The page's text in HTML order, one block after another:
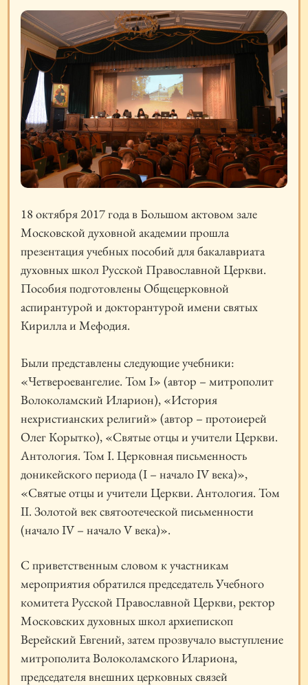
18 октября 2017 года в Большом актовом зале
Московской духовной академии прошла
презентация учебных пособий для бакалавриата
духовных школ Русской Православной Церкви.
Пособия подготовлены Общецерковной
аспирантурой и докторантурой имени святых
Кирилла и Мефодия.
Были представлены следующие учебники:
«Четвероевангелие. Том I» (автор – митрополит
Волоколамский Иларион), «История
нехристианских религий» (автор – протоиерей
Олег Корытко), «Святые отцы и учители Церкви.
Антология. Том I. Церковная письменность
доникейского периода (I – начало IV века)»,
«Святые отцы и учители Церкви. Антология. Том
II. Золотой век святоотеческой письменности
(начало IV – начало V века)».
С приветственным словом к участникам
мероприятия обратился председатель Учебного
комитета Русской Православной Церкви, ректор
Московских духовных школ архиепископ
Верейский Евгений, затем прозвучало выступление
митрополита Волоколамского Илариона,
председателя внешних церковных связей